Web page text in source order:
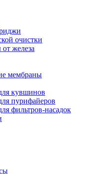
очистки
железа
мембраны
кувшинов
пурифайеров
фильтров-насадок